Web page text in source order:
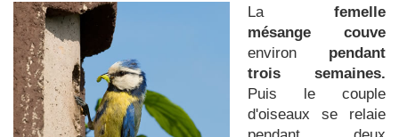
La femelle
mésange couve
environ pendant
trois semaines.
Puis le couple
d'oiseaux se relaie